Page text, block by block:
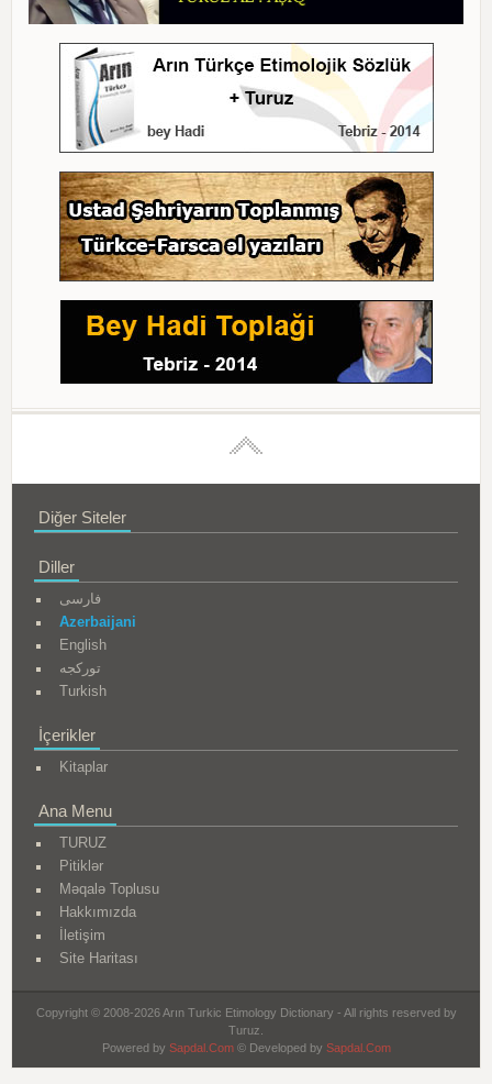
Diğer Siteler
Diller
فارسی
Azerbaijani
English
تورکجه
Turkish
İçerikler
Kitaplar
Ana Menu
TURUZ
Pitiklər
Məqalə Toplusu
Hakkımızda
İletişim
Site Haritası
Copyright © 2008-2026 Arın Turkic Etimology Dictionary - All rights reserved by
Turuz.
Powered by Sapdal.Com© Developed by Sapdal.Com